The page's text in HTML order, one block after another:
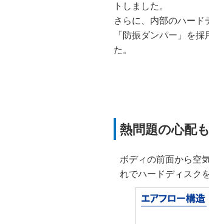
トしました。
さらに、内部のハー
「防振ダンパー」を
た。
熱問題の心配
ボディの前面から空
れでハードディスク